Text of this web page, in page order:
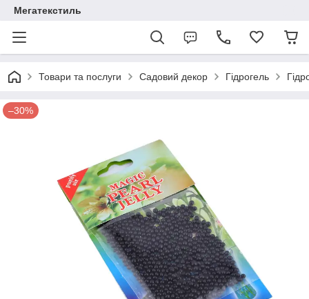
Мегатекстиль
Товари та послуги Садовий декор Гідрогель
–30%